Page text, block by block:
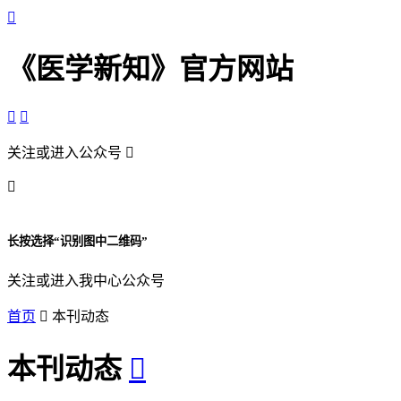

《医学新知》官方网站
 
关注或进入公众号 

长按选择“识别图中二维码”
关注或进入我中心公众号
首页  本刊动态
本刊动态 